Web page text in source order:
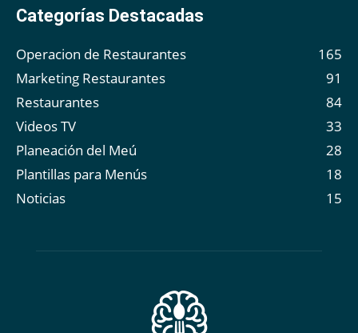
Categorías Destacadas
Operacion de Restaurantes
165
Marketing Restaurantes
91
Restaurantes
84
Videos TV
33
Planeación del Meú
28
Plantillas para Menús
18
Noticias
15